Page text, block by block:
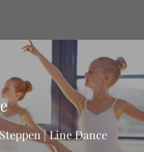
| Line Dance